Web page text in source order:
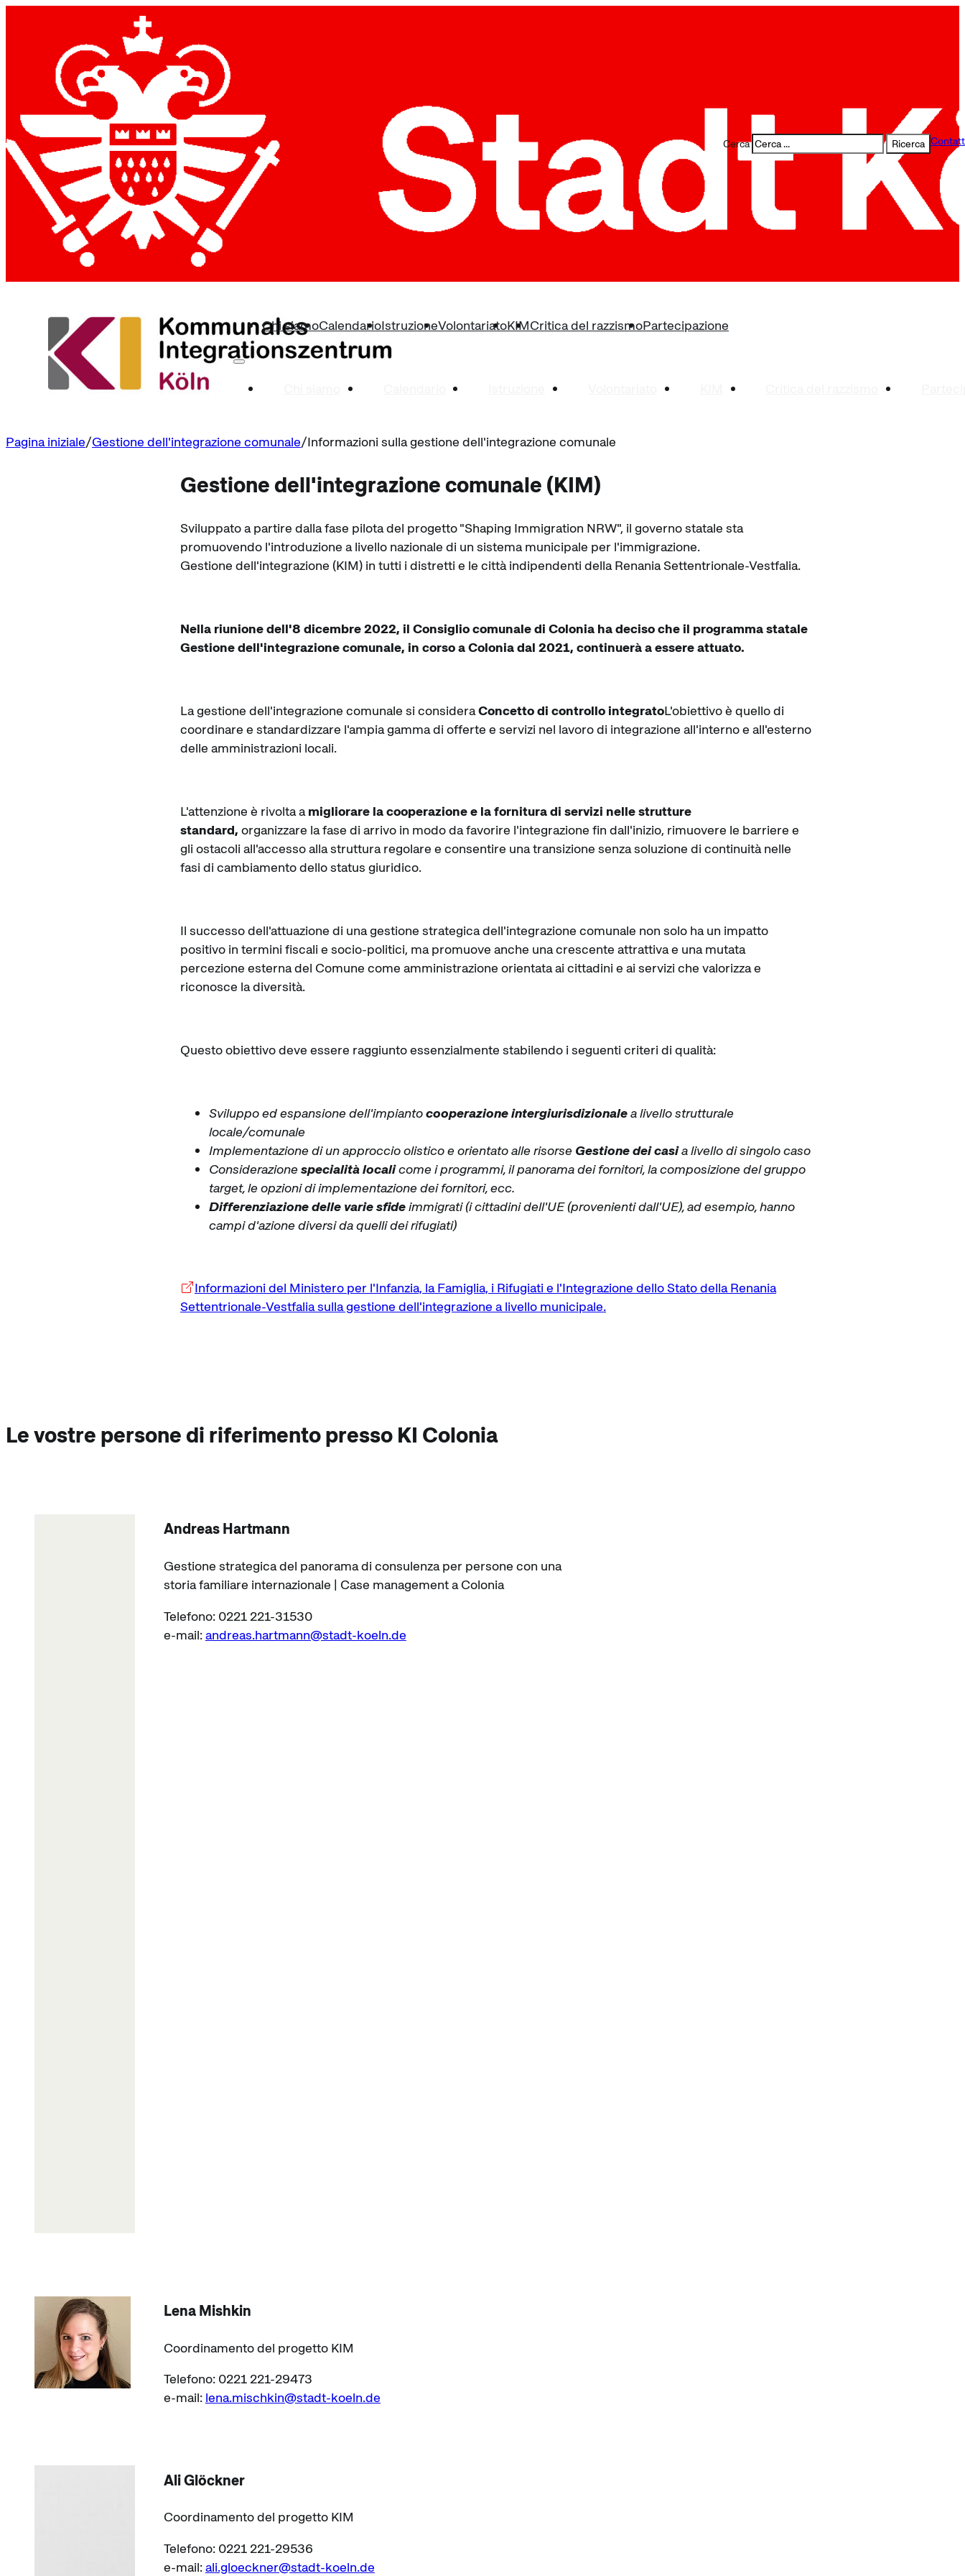
Cerca Ricerca
Chi siamoCalendarioIstruzioneVolontariatoKIMCritica del razzismoPartecipazione
Pagina iniziale Gestione dell'integrazione comunale Informazioni sulla gestione dell'integrazione comunale
Gestione dell'integrazione comunale (KIM)
Sviluppato a partire dalla fase pilota del progetto "Shaping Immigration NRW", il governo statale sta
promuovendo l'introduzione a livello nazionale di un sistema municipale per l'immigrazione.
Gestione dell'integrazione (KIM) in tutti i distretti e le città indipendenti della Renania Settentrionale-Vestfalia.
Nella riunione dell'8 dicembre 2022, il Consiglio comunale di Colonia ha deciso che il programma statale
Gestione dell'integrazione comunale, in corso a Colonia dal 2021, continuerà a essere attuato.
La gestione dell'integrazione comunale si consideraConcetto di controllo integratoL'obiettivo è quello di
coordinare e standardizzare l'ampia gamma di offerte e servizi nel lavoro di integrazione all'interno e all'esterno
delle amministrazioni locali.
L'attenzione è rivolta amigliorare la cooperazione e la fornitura di servizi nelle strutture
standard, organizzare la fase di arrivo in modo da favorire l'integrazione fin dall'inizio, rimuovere le barriere e
gli ostacoli all'accesso alla struttura regolare e consentire una transizione senza soluzione di continuità nelle
fasi di cambiamento dello status giuridico.
Il successo dell'attuazione di una gestione strategica dell'integrazione comunale non solo ha un impatto
positivo in termini fiscali e socio-politici, ma promuove anche una crescente attrattiva e una mutata
percezione esterna del Comune come amministrazione orientata ai cittadini e ai servizi che valorizza e
riconosce la diversità.
Questo obiettivo deve essere raggiunto essenzialmente stabilendo i seguenti criteri di qualità:
Sviluppo ed espansione dell'impiantocooperazione intergiurisdizionalea livello strutturale
locale/comunale
Implementazione di un approccio olistico e orientato alle risorse Gestione dei casia livello di singolo caso
Considerazionespecialità localicome i programmi, il panorama dei fornitori, la composizione del gruppo
target, le opzioni di implementazione dei fornitori, ecc.
Differenziazione delle varie sfideimmigrati (i cittadini dell'UE (provenienti dall'UE), ad esempio, hanno
campi d'azione diversi da quelli dei rifugiati)
Informazioni del Ministero per l'Infanzia, la Famiglia, i Rifugiati e l'Integrazione dello Stato della Renania
Settentrionale-Vestfalia sulla gestione dell'integrazione a livello municipale.
Le vostre persone di riferimento presso KI Colonia
Andreas Hartmann
Gestione strategica del panorama di consulenza per persone con una
storia familiare internazionale | Case management a Colonia
Telefono: 0221 221-31530
e-mail:andreas.hartmann@stadt-koeln.de
Lena Mishkin
Coordinamento del progetto KIM
Telefono: 0221 221-29473
e-mail: lena.mischkin@stadt-koeln.de
Ali Glöckner
Coordinamento del progetto KIM
Telefono: 0221 221-29536
e-mail:ali.gloeckner@stadt-koeln.de